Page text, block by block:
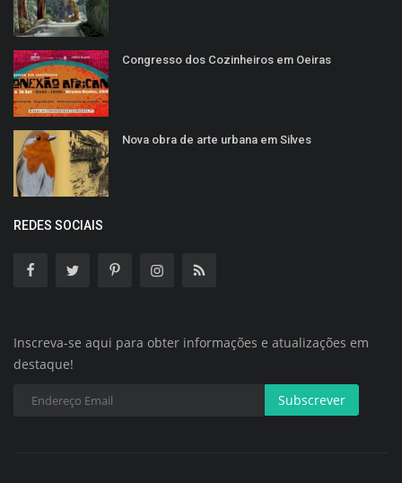
Congresso dos Cozinheiros em Oeiras
Nova obra de arte urbana em Silves
REDES SOCIAIS
Inscreva-se aqui para obter informações e atualizações em
destaque!
Subscrever